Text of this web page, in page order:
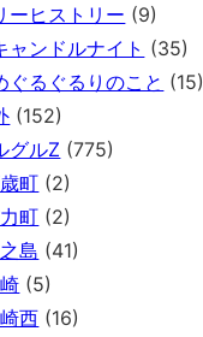
ーヒストリー (9)
ャンドルナイト (35)
ぐるぐるりのこと (15)
(152)
グルZ (775)
町 (2)
町 (2)
島 (41)
(5)
西 (16)